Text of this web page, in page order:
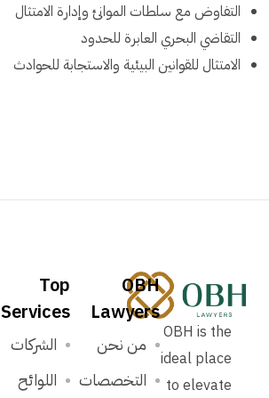
التفاوض مع سلطات الموانئ وإدارة الامتثال
التقاضي البحري العابرة للحدود
الامتثال للقوانين البيئية والاستجابة للحوادث
OBH is the
ideal place
to elevate
OBH
Lawyers
من نحن
التخصصات
Top
Services
الشركات
اللوائح